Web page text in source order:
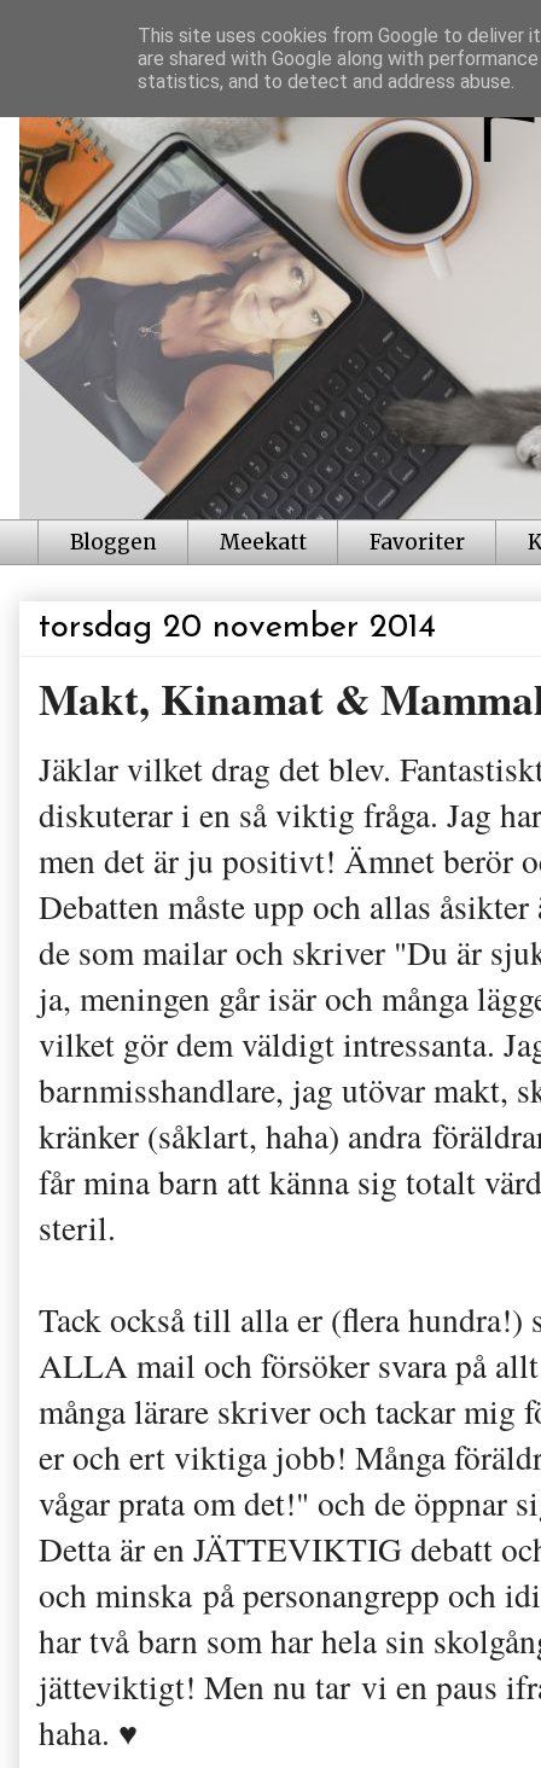
Bloggen Meekatt Favoriter
torsdag 20 november 2014
Makt, Kinamat &
Jäklar vilket drag det blev.
diskuterar i en så viktig fråga. Jag
men det är ju positivt! Ämnet berör
Debatten måste upp och allas
de som mailar och skriver "Du är
ja, meningen går isär och många
vilket gör dem väldigt intressanta.
barnmisshandlare, jag utövar makt,
kränker (såklart, haha) andra
får mina barn att känna sig totalt
steril.
Tack också till alla er (flera hundra!)
ALLA mail och försöker svara på
många lärare skriver och tackar mig
er och ert viktiga jobb! Många
vågar prata om det!" och de öppnar
Detta är en JÄTTEVIKTIG debatt
och minska på personangrepp och
har två barn som har hela sin
jätteviktigt! Men nu tar vi en paus
haha. ♥
This site uses cookies from Google to deliver
are shared with Google along with
statistics, and to detect and address abuse.